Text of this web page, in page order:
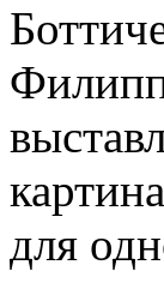
картина
для